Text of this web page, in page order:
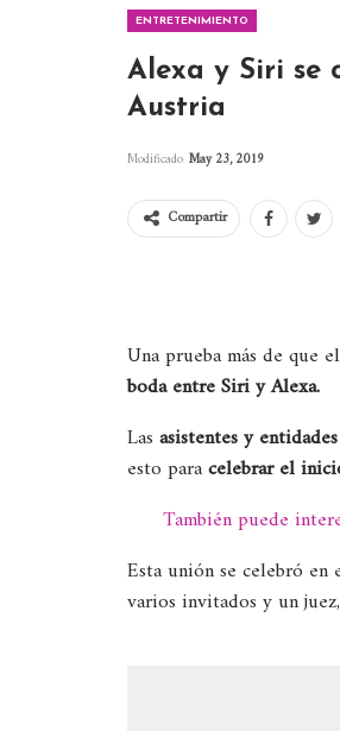
ENTRETENIMIENTO
Alexa y Siri se
Austria
Modificado May 23, 2019
Compartir
Una prueba más de que
boda entre Siri y Alexa.
Las asistentes y
esto paracelebrar el
También puede
Esta unión se celebró en
varios invitados y un